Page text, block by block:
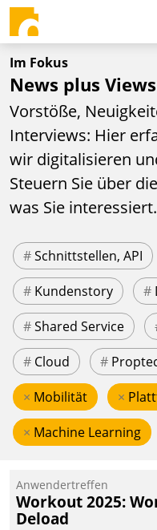
Im Fokus
News plus Views
Vorstöße,
Interviews: Hier
wir digitalisieren
Steuern Sie über
was Sie interessiert.
#Schnittstellen, API
# Kundenstory #
#Shared Service
# Cloud #
× Mobilität ×
× Machine Learning
Anwendertreffen
Workout 2025:
Deload